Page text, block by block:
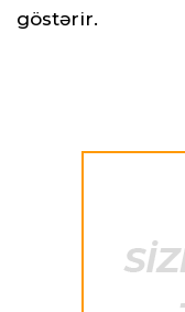
göstərir.